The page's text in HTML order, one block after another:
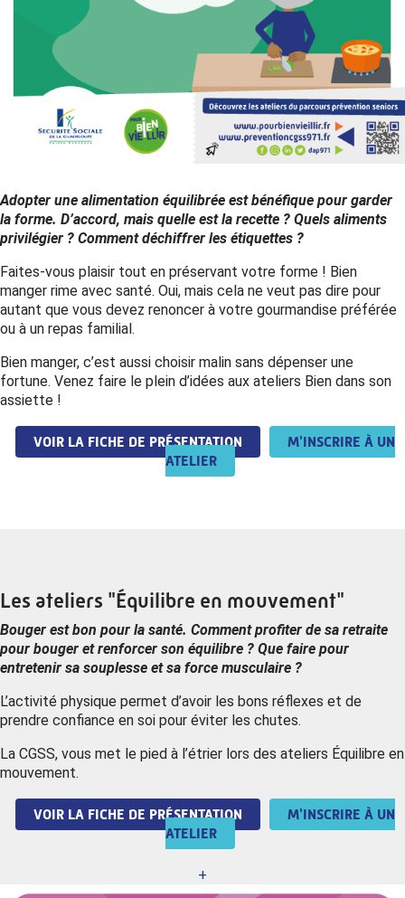
Adopter une alimentation équilibrée est bénéfique pour garder
la forme. D’accord, mais quelle est la recette ? Quels aliments
privilégier ? Comment déchiffrer les étiquettes ?
Faites-vous plaisir tout en préservant votre forme ! Bien
manger rime avec santé. Oui, mais cela ne veut pas dire pour
autant que vous devez renoncer à votre gourmandise préférée
ou à un repas familial.
Bien manger, c’est aussi choisir malin sans dépenser une
fortune. Venez faire le plein d’idées aux ateliers Bien dans son
assiette !
VOIR LA FICHE DE PRÉSENTATION
M'INSCRIRE À UN
ATELIER
Les ateliers "Équilibre en mouvement"
Bouger est bon pour la santé. Comment profiter de sa retraite
pour bouger et renforcer son équilibre ? Que faire pour
entretenir sa souplesse et sa force musculaire ?
L’activité physique permet d’avoir les bons réflexes et de
prendre confiance en soi pour éviter les chutes.
La CGSS, vous met le pied à l’étrier lors des ateliers Équilibre en
mouvement.
VOIR LA FICHE DE PRÉSENTATION
M'INSCRIRE À UN
ATELIER
+